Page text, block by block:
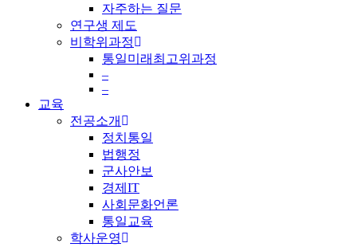
자주하는 질문
연구생 제도
비학위과정
통일미래최고위과정
–
–
교육
전공소개
정치통일
법행정
군사안보
경제IT
사회문화언론
통일교육
학사운영